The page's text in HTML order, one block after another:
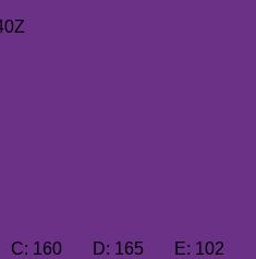
C: 160 D: 165 E: 102